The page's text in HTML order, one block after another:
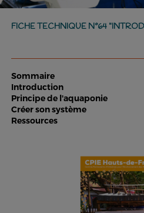
FICHE TECHNIQUE N°64
Sommaire
Introduction
Principe de l'aquaponie
Créer son système
Ressources